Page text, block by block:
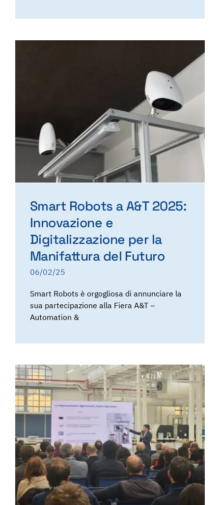
Smart Robots a A&T 2025:
Innovazione e
Digitalizzazione per la
Manifattura del Futuro
06/02/25
Smart Robots è orgogliosa di annunciare la
sua partecipazione alla Fiera A&T –
Automation &